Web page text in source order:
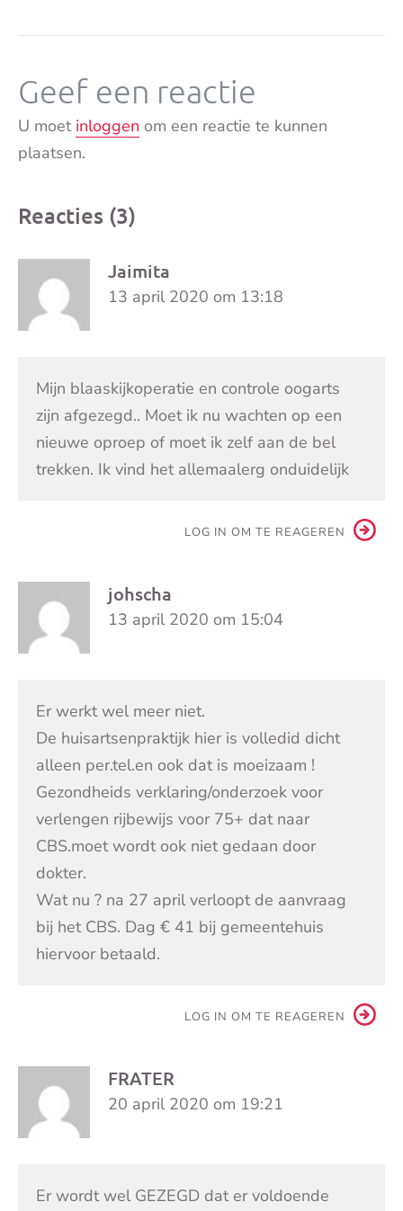
Geef een reactie
U moet inloggen om een reactie te kunnen
plaatsen.
Reacties (3)
Jaimita
13 april 2020 om 13:18
Mijn blaaskijkoperatie en controle oogarts
zijn afgezegd.. Moet ik nu wachten op een
nieuwe oproep of moet ik zelf aan de bel
trekken. Ik vind het allemaalerg onduidelijk
LOG IN OM TE REAGEREN
johscha
13 april 2020 om 15:04
Er werkt wel meer niet.
De huisartsenpraktijk hier is volledid dicht
alleen per.tel.en ook dat is moeizaam !
Gezondheids verklaring/onderzoek voor
verlengen rijbewijs voor 75+ dat naar
CBS.moet wordt ook niet gedaan door
dokter.
Wat nu ? na 27 april verloopt de aanvraag
bij het CBS. Dag € 41 bij gemeentehuis
hiervoor betaald.
LOG IN OM TE REAGEREN
FRATER
20 april 2020 om 19:21
Er wordt wel GEZEGD dat er voldoende